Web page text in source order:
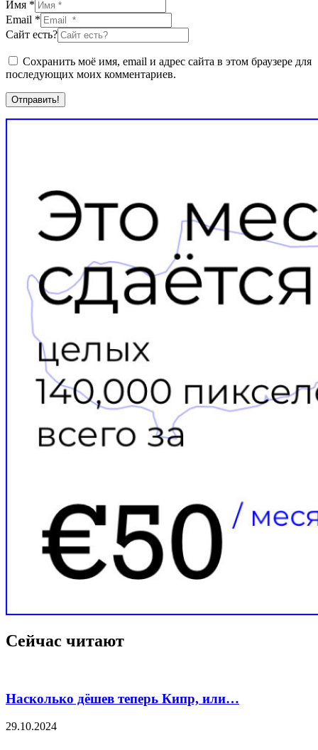
Имя *
Email *
Сайт есть?
Сохранить моё имя, email и адрес сайта в этом браузере для
последующих моих комментариев.
Отправить!
Сейчас читают
Насколько дёшев теперь Кипр, или…
29.10.2024